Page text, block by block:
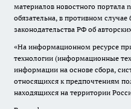
материалов новостного портала
обязательна, в противном
законодательства РФ об
«На информационном ресурсе
технологии (информационные
информации на основе сбора,
относящихся к предпочтениям
находящихся на территории